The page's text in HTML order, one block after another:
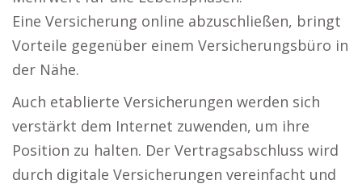
Eine Versicherung online abzuschließen, bringt
Vorteile gegenüber einem Versicherungsbüro in
der Nähe.
Auch etablierte Versicherungen werden sich
verstärkt dem Internet zuwenden, um ihre
Position zu halten. Der Vertragsabschluss wird
durch digitale Versicherungen vereinfacht und